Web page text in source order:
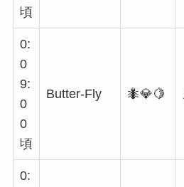
頃
0:
0
9:
0
0
頃
Butter-Fly 🐜💎🍋
0: